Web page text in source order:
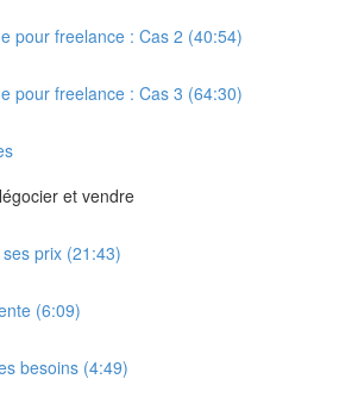
pour freelance : Cas 2 (40:54)
pour freelance : Cas 3 (64:30)
et vendre
prix (21:43)
(6:09)
besoins (4:49)